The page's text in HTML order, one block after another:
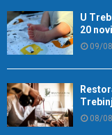
U
20
09/
08/